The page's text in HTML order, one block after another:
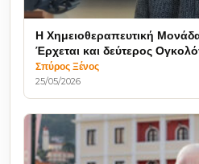
Η Χημειοθεραπευτική Μονάδα λειτουργεί ομαλά
Έρχεται και δεύτερος
Σπύρος Ξένος
25/05/2026